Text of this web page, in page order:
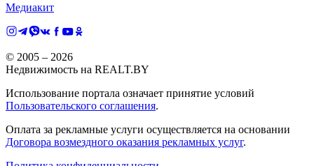
Медиакит
© 2005 – 2026
Недвижимость на REALT.BY
Использование портала означает принятие условий
Пользовательского соглашения.
Оплата за рекламные услуги осуществляется на основании
Договора возмездного оказания рекламных услуг.